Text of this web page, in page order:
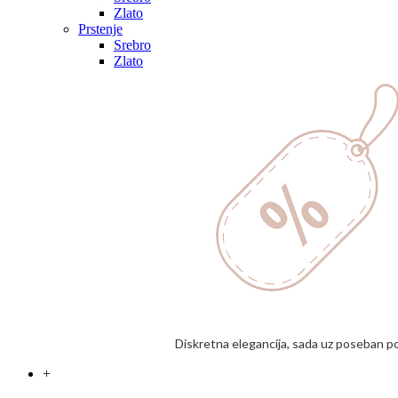
Zlato
Prstenje
Srebro
Zlato
Diskretna elegancija, sada uz poseban
+